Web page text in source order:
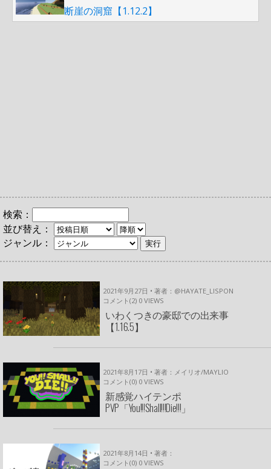
断崖の洞窟【1.12.2】
検索：
並び替え：
ジャンル：
2021年9月27日 • 著者：@HAYATE_LISPON
コメント(2) 0 VIEWS
いわくつきの豪邸での出来事
【1.16.5】
2021年8月17日 • 著者：メイリオ/MAYLIO
コメント(0) 0 VIEWS
新感覚ハイテンポ
PVP「You!!!Shall!!!Die!!!」
2021年8月14日 • 著者：
コメント(0) 0 VIEWS